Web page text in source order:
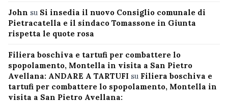
John su Si insedia il nuovo Consiglio comunale di
Pietracatella e il sindaco Tomassone in Giunta
rispetta le quote rosa
Filiera boschiva e tartufi per combattere lo
spopolamento, Montella in visita a San Pietro
Avellana: ANDARE A TARTUFI su Filiera boschiva e
tartufi per combattere lo spopolamento, Montella in
visita a San Pietro Avellana: